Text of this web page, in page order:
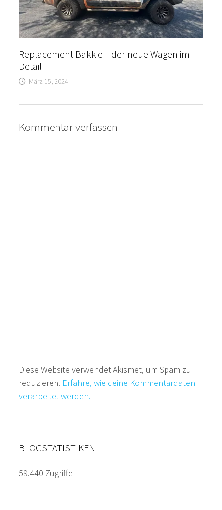
Replacement Bakkie – der neue Wagen im
Detail
März 15, 2024
Kommentar verfassen
Diese Website verwendet Akismet, um Spam zu
reduzieren. Erfahre, wie deine Kommentardaten
verarbeitet werden.
BLOGSTATISTIKEN
59.440 Zugriffe